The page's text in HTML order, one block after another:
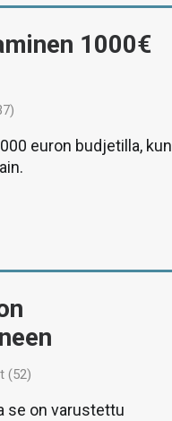
1000€
euron budjetilla, kun
(52)
se on varustettu